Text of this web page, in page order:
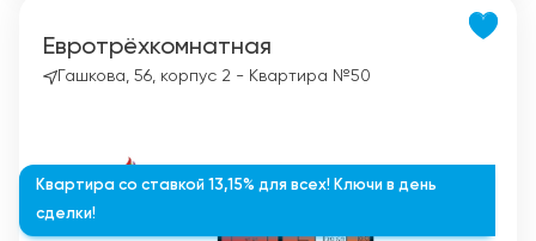
Евротрёхкомнатная
Гашкова, 56, корпус 2 - Квартира №50
Квартира со ставкой 13,15% для всех! Ключи в день
сделки!